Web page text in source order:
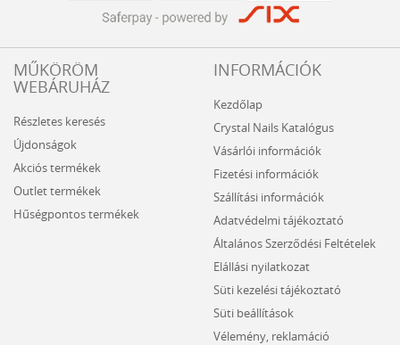
MŰKÖRÖM
WEBÁRUHÁZ
Részletes keresés
Újdonságok
Akciós termékek
Outlet termékek
Hűségpontos termékek
INFORMÁCIÓK
Kezdőlap
Crystal Nails Katalógus
Vásárlói információk
Fizetési információk
Szállítási információk
Adatvédelmi tájékoztató
Általános Szerződési Feltételek
Elállási nyilatkozat
Süti kezelési tájékoztató
Süti beállítások
Vélemény, reklamáció